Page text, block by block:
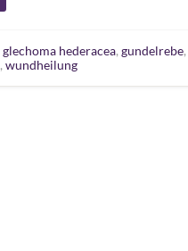
glechoma hederacea, gundelrebe,
, wundheilung